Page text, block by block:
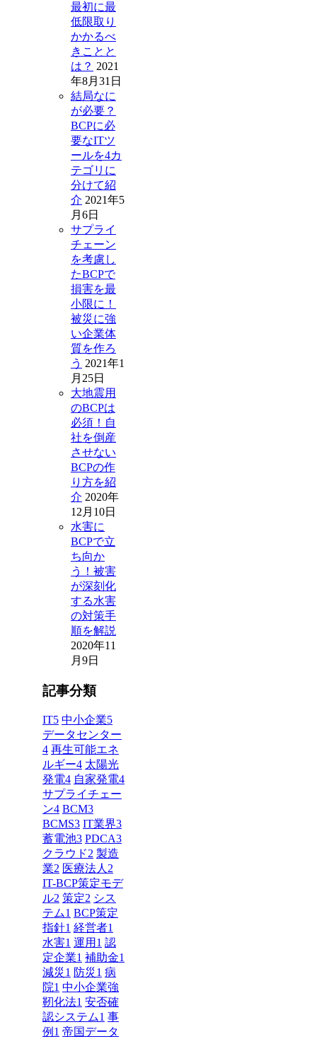
最初に最
低限取り
かかるべ
きことと
は？ 2021
年8月31日
結局なに
が必要？
BCPに必
要なITツ
ールを4カ
テゴリに
分けて紹
介 2021年5
月6日
サプライ
チェーン
を考慮し
たBCPで
損害を最
小限に！
被災に強
い企業体
質を作ろ
う 2021年1
月25日
大地震用
のBCPは
必須！自
社を倒産
させない
BCPの作
り方を紹
介 2020年
12月10日
水害に
BCPで立
ち向か
う！被害
が深刻化
する水害
の対策手
順を解説
2020年11
月9日
記事分類
IT5 中小企業5
データセンター
4 再生可能エネ
ルギー4 太陽光
発電4 自家発電4
サプライチェー
ン4 BCM3
BCMS3 IT業界3
蓄電池3 PDCA3
クラウド2 製造
業2 医療法人2
IT-BCP策定モデ
ル2 策定2 シス
テム1 BCP策定
指針1 経営者1
水害1 運用 1 認
定企業1 補助金1
減災1 防災1 病
院1 中小企業強
靭化法1 安否確
認システム1 事
例 1 帝国データ